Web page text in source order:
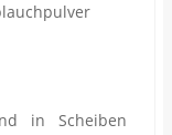
in Scheiben